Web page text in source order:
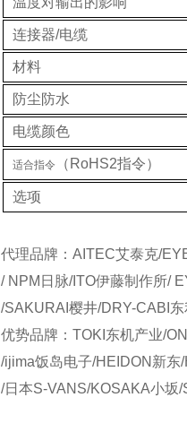
连接器/电缆
材料
防尘防水
电缆颜色
适合指令 （RoHS2指令）
选项
代理品牌：AITEC艾泰克/
/ NPM日脉/ITO伊藤制作所/
/SAKURAI樱井/DRY-CABI东
优势品牌：TOKI东机产业/
/ijima饭岛电子/HEIDON新东
/日本S-VANS/KOSAKA小坂